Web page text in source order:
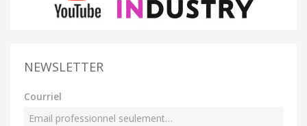
NEWSLETTER
Courriel